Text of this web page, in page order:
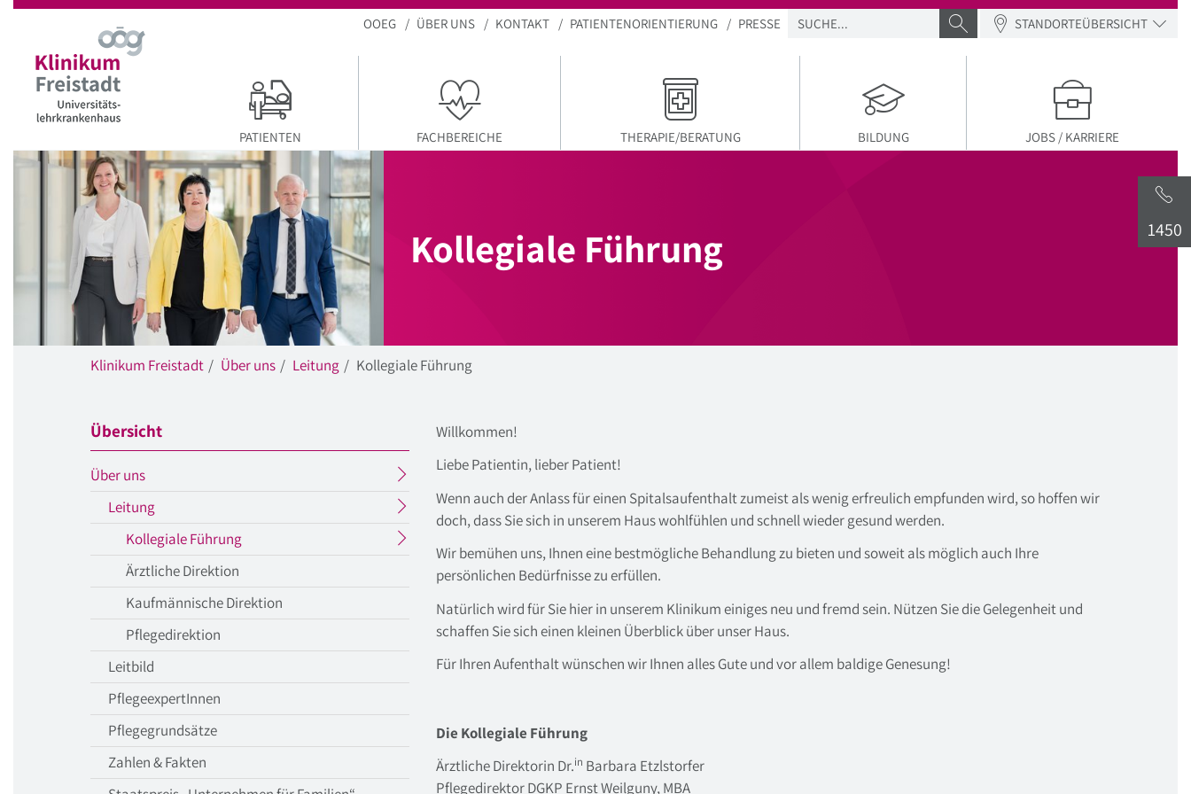
1450
OOEG ÜBER UNS KONTAKT PATIENTENORIENTIERUNG PRESSE SUCHE SUCHE ABSENDEN
STANDORTEÜBERSICHT
PATIENTEN FACHBEREICHE THERAPIE/BERATUNG BILDUNG JOBS / KARRIERE
Kollegiale Führung
Klinikum Freistadt Über uns Leitung Kollegiale Führung
Übersicht
Über unsaktueller
Menüpunkt
Leitungaktueller
Menüpunkt
Kollegiale Führungaktueller
Menüpunkt
Ärztliche Direktion
Kaufmännische Direktion
Pflegedirektion
Leitbild
PflegeexpertInnen
Pflegegrundsätze
Zahlen & Fakten
Willkommen!
Liebe Patientin, lieber Patient!
Wenn auch der Anlass für einen Spitalsaufenthalt zumeist als wenig erfreulich empfunden wird, so hoffen wir
doch, dass Sie sich in unserem Haus wohlfühlen und schnell wieder gesund werden.
Wir bemühen uns, Ihnen eine bestmögliche Behandlung zu bieten und soweit als möglich auch Ihre
persönlichen Bedürfnisse zu erfüllen.
Natürlich wird für Sie hier in unserem Klinikum einiges neu und fremd sein. Nützen Sie die Gelegenheit und
schaffen Sie sich einen kleinen Überblick über unser Haus.
Für Ihren Aufenthalt wünschen wir Ihnen alles Gute und vor allem baldige Genesung!
Die Kollegiale Führung
Ärztliche Direktorin Dr.in Barbara Etzlstorfer
Pflegedirektor DGKP Ernst Weilguny, MBA